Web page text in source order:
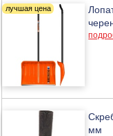
мм